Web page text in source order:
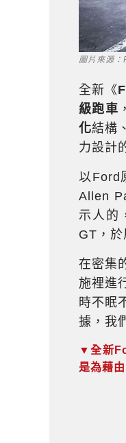
圖片來源：
全新《
級跑車
化結構
力設計
以Ford
Allen
示人的
GT，
在密集
施裡進
時不眠
據，我
▼全新
是為藉